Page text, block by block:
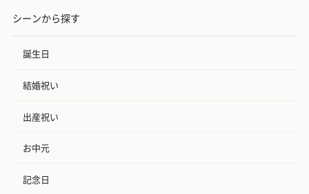
シーンから探す
誕生日
結婚祝い
出産祝い
お中元
記念日